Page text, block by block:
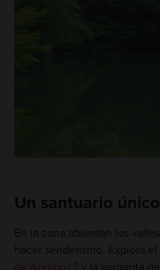
Un santuario
En la zona abundan los
hacer senderismo. Explora